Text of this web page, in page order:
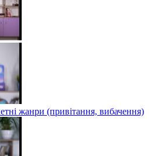
жанри (привітання, вибачення)